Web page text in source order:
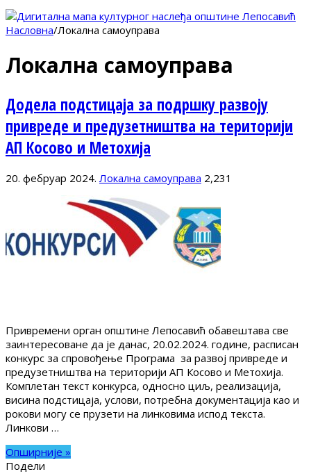
Насловна/Локална самоуправа
Локална самоуправа
Додела подстицаја за подршку развоју
привреде и предузетништва на територији
АП Косово и Метохија
20. фебруар 2024. Локална самоуправа 2,231
Привремени орган општине Лепосавић обавештава све
заинтересоване да је данас, 20.02.2024. године, расписан
конкурс за спровођење Програма за развој привреде и
предузетништва на територији АП Косово и Метохија.
Комплетан текст конкурса, односно циљ, реализација,
висина подстицаја, услови, потребна документација као и
рокови могу се прузети на линковима испод текста.
Линкови …
Опширније »
Подели